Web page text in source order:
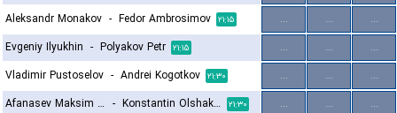
Aleksandr Monakov - Fedor Ambrosimov ۲۱:۱۵ ... ...
...
Evgeniy Ilyukhin - Polyakov Petr ۲۱:۱۵ ... ...
...
Vladimir Pustoselov - Andrei Kogotkov ۲۱:۳۰ ... ...
...
Afanasev Maksim Andreevich - Konstantin Olshakov ۲۱:۳۰ ... ...
...